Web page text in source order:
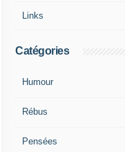
Links
Catégories
Humour
Rébus
Pensées